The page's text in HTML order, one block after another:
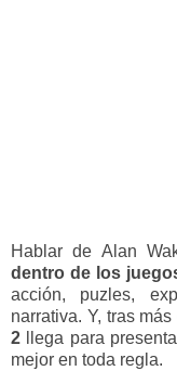
Hablar de Alan
dentro de los
acción, puzles,
narrativa. Y, tras
2 llega para
mejor en toda regla.